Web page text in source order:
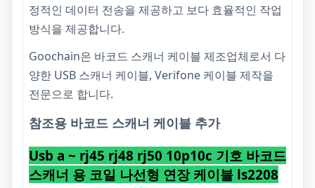
정적인 데이터 전송을 제공하고 보다 효율적인 작업
방식을 제공합니다.
Goochain은 바코드 스캐너 케이블 제조업체로서 다
양한 USB 스캐너 케이블, Verifone 케이블 제작을
전문으로 합니다.
참조용 바코드 스캐너 케이블 추가
Usb a ~ rj45 rj48 rj50 10p10c 기호 바코드
스캐너 용 코일 나선형 연장 케이블 ls2208